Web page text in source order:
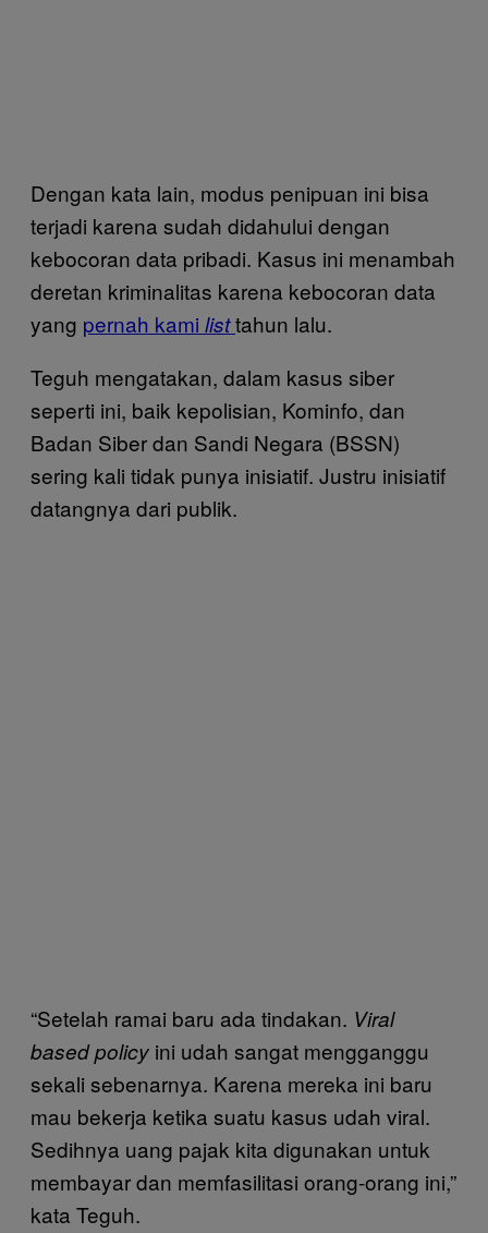
Dengan kata lain, modus penipuan ini bisa
terjadi karena sudah didahului dengan
kebocoran data pribadi. Kasus ini menambah
deretan kriminalitas karena kebocoran data
yang pernah kami listtahun lalu.
Teguh mengatakan, dalam kasus siber
seperti ini, baik kepolisian, Kominfo, dan
Badan Siber dan Sandi Negara (BSSN)
sering kali tidak punya inisiatif. Justru inisiatif
datangnya dari publik.
“Setelah ramai baru ada tindakan. Viral
based policy ini udah sangat mengganggu
sekali sebenarnya. Karena mereka ini baru
mau bekerja ketika suatu kasus udah viral.
Sedihnya uang pajak kita digunakan untuk
membayar dan memfasilitasi orang-orang ini,”
kata Teguh.